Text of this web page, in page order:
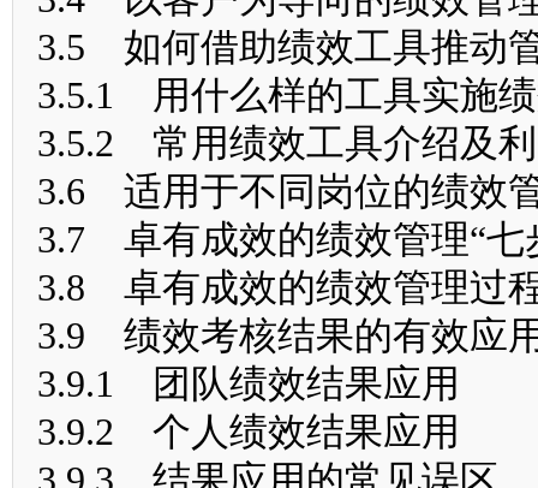
3.5 如何借助绩效工具推动
3.5.1 用什么样的工具实施
3.5.2 常用绩效工具介绍及
3.6 适用于不同岗位的绩效
3.7 卓有成效的绩效管理“七
3.8 卓有成效的绩效管理过
3.9 绩效考核结果的有效应
3.9.1 团队绩效结果应用
3.9.2 个人绩效结果应用